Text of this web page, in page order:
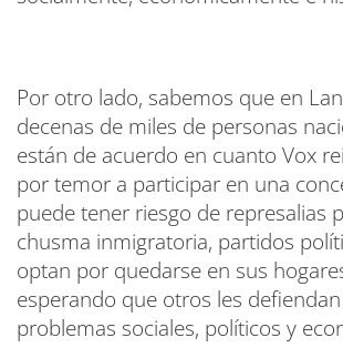
Por otro lado, sabemos que en
decenas de miles de personas
están de acuerdo en cuanto Vox
por temor a participar en una
puede tener riesgo de represalias
chusma inmigratoria, partidos
optan por quedarse en sus
esperando que otros les
problemas sociales, políticos y